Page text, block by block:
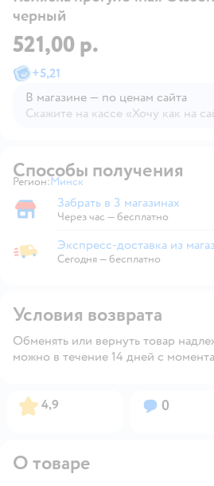
черный
521,00 р.
+5,21
В магазине — по ценам сайта
Скажите на кассе «Хочу как на
Способы получения
Регион: Выбор адреса доставки.
Минск
Забрать в магазине
Забрать в 3 магазинах
Через час — бесплатно
Экспресс-доставка из магазина
Экспресс-доставка из
Сегодня—бесплатно
Условия возврата
Обменять или вернуть товар
можно в течение 14 дней с
Рейтинг:
4,9 Вопросов:
0
О товаре